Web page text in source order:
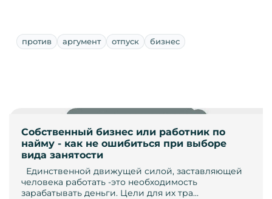
против аргумент отпуск бизнес
Собственный бизнес или работник по
найму - как не ошибиться при выборе
вида занятости
­ ­ Единственной движущей силой, заставляющей
человека работать -­это необходимость
зарабатывать деньги. Цели для их тра…